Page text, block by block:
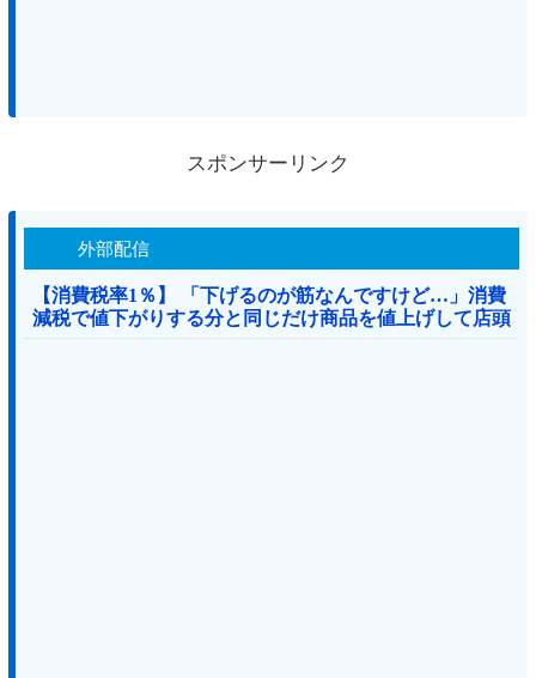
スポンサーリンク
外部配信
【消費税率1％】 「下げるのが筋なんですけど…」消費
減税で値下がりする分と同じだけ商品を値上げして店頭
価格を変えない店も